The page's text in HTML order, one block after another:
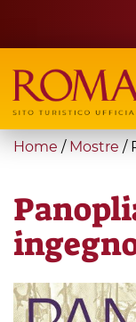
main
content
Search
form
Cerca
You
here
Home / Mostre /